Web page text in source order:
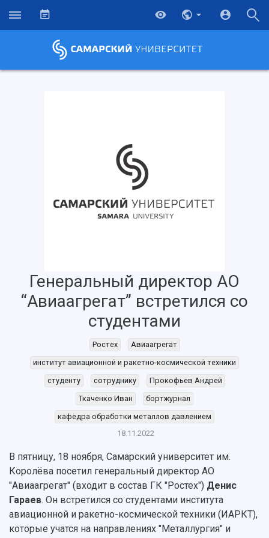
Об университете
История
Рейтинги
Руководство
Наблюдательный совет
Ученый совет
Ректорат
Кадровый резерв
Персоналии
Главные новости
Объявления
СМИ об университете
Пресс-центр
Газета "Полет"
Газета "Самарский университет"
Мы в соцсетях
Мультимедиа
Почему я выбираю Самарский университет?
Бакалавриат и специалитет
Магистратура
Аспирантура
Дополнительное образование
Институты и факультеты
Образовательные программы
Научно-исследовательская деятельность
Основные научные направления
Диссертационные советы
Подготовка научных кадров
Конкурс на замещение должностей научных
Научные проекты и темы
Аспирантура и докторантура
Справочные материалы
Генеральный директор АО
“Авиаагрегат” встретился со
студентами
Ростех
Авиаагрегат
институт авиационной и ракетно-космической техники
студенту
сотруднику
Прокофьев Андрей
Ткаченко Иван
бортжурнал
кафедра обработки металлов давлением
18.11.2022
В пятницу, 18 ноября, Самарский университет им.
Королёва посетил генеральный директор АО
"Авиаагрегат" (входит в состав ГК "Ростех") Денис
Гараев. Он встретился со студентами института
авиационной и ракетно-космической техники (ИАРКТ),
которые учатся на направлениях "Металлургия" и